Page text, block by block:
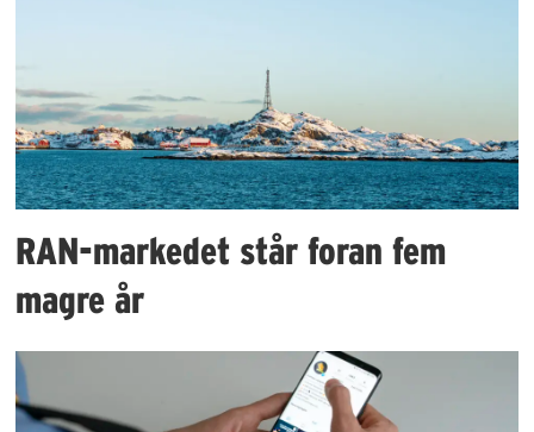
RAN-markedet står foran fem
magre år